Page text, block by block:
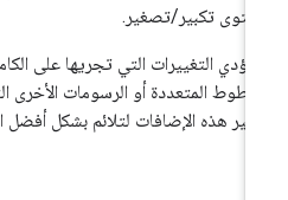
تكبير/تصغير.
تؤدي التغييرات التي تجريها على الكاميرا
المتعددة أو الرسومات الأخرى
هذه الإضافات لتلائم بشكل أفضل